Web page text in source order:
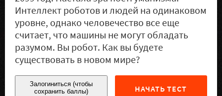
Интеллект роботов и людей на одинаковом
уровне, однако человечество все еще
считает, что машины не могут обладать
разумом. Вы робот. Как вы будете
существовать в новом мире?
Залогиниться (чтобы
сохранить баллы)
НАЧАТЬ ТЕСТ